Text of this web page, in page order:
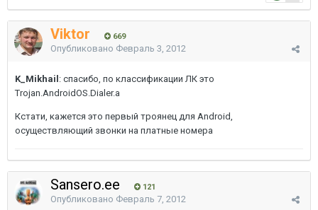
Viktor 669
Опубликовано Февраль 3, 2012
K_Mikhail : спасибо, по классификации ЛК это
Trojan.AndroidOS.Dialer.a
Кстати, кажется это первый троянец для Android,
осуществляющий звонки на платные номера
Sansero.ee 121
Опубликовано Февраль 7, 2012